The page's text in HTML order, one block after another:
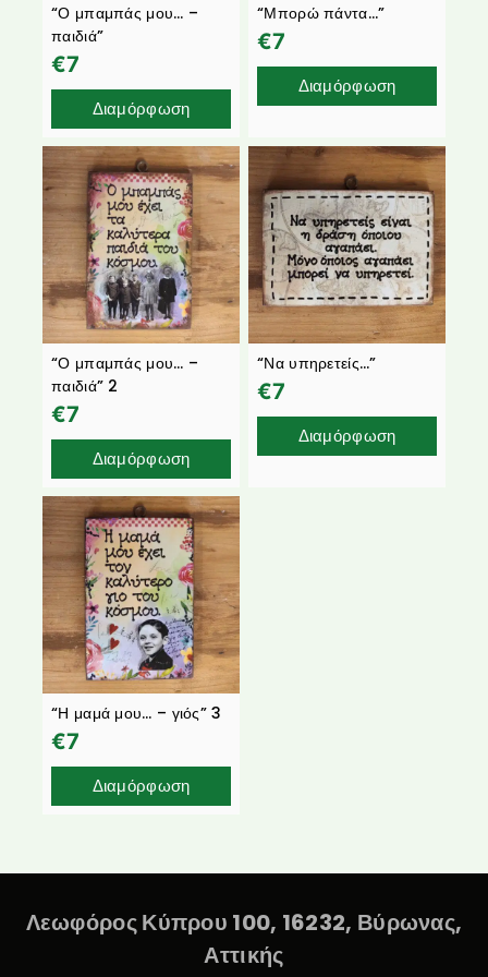
“Ο μπαμπάς μου… –
παιδιά”
€7
Διαμόρφωση
“Μπορώ πάντα…”
€7
Διαμόρφωση
“Ο μπαμπάς μου… –
παιδιά” 2
€7
Διαμόρφωση
“Να υπηρετείς…”
€7
Διαμόρφωση
“Η μαμά μου… – γιός” 3
€7
Διαμόρφωση
Λεωφόρος Κύπρου 100, 16232, Βύρωνας,
Αττικής